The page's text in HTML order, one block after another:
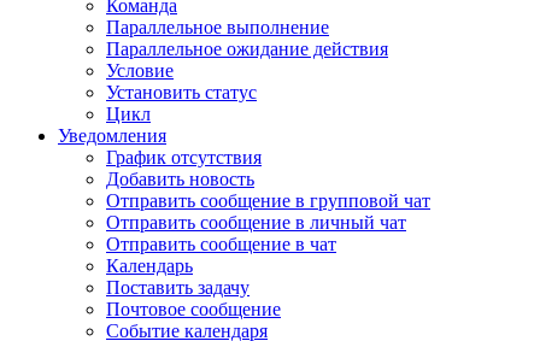
Команда
Параллельное выполнение
Параллельное ожидание действия
Условие
Установить статус
Цикл
Уведомления
График отсутствия
Добавить новость
Отправить сообщение в групповой чат
Отправить сообщение в личный чат
Отправить сообщение в чат
Календарь
Поставить задачу
Почтовое сообщение
Событие календаря